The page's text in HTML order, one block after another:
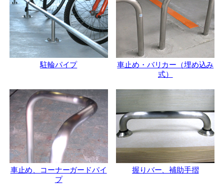
駐輪パイプ
車止め・バリカー（埋め込み
式）
車止め、コーナーガードパイ
プ
握りバー、補助手摺